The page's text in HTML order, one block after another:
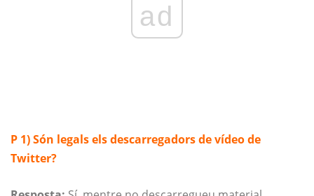
ad
P 1) Són legals els descarregadors de vídeo de
Twitter?